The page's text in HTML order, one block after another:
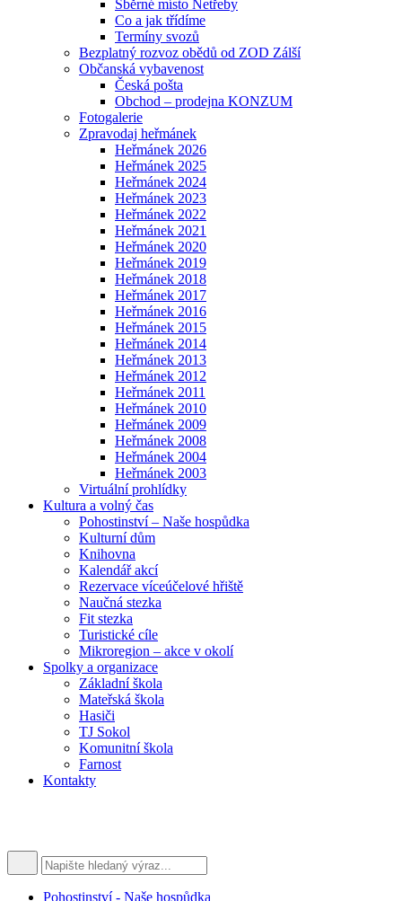
Sběrné místo Netřeby
Co a jak třídíme
Termíny svozů
Bezplatný rozvoz obědů od ZOD Zálší
Občanská vybavenost
Česká pošta
Obchod – prodejna KONZUM
Fotogalerie
Zpravodaj heřmánek
Heřmánek 2026
Heřmánek 2025
Heřmánek 2024
Heřmánek 2023
Heřmánek 2022
Heřmánek 2021
Heřmánek 2020
Heřmánek 2019
Heřmánek 2018
Heřmánek 2017
Heřmánek 2016
Heřmánek 2015
Heřmánek 2014
Heřmánek 2013
Heřmánek 2012
Heřmánek 2011
Heřmánek 2010
Heřmánek 2009
Heřmánek 2008
Heřmánek 2004
Heřmánek 2003
Virtuální prohlídky
Kultura a volný čas
Pohostinství – Naše hospůdka
Kulturní dům
Knihovna
Kalendář akcí
Rezervace víceúčelové hřiště
Naučná stezka
Fit stezka
Turistické cíle
Mikroregion – akce v okolí
Spolky a organizace
Základní škola
Mateřská škola
Hasiči
TJ Sokol
Komunitní škola
Farnost
Kontakty
Pohostinství - Naše hospůdka